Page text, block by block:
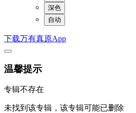
深色
自动
下载万有真原App
温馨提示
专辑不存在
未找到该专辑，该专辑可能已删除